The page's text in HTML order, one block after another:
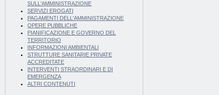
SULL'AMMINISTRAZIONE
SERVIZI EROGATI
PAGAMENTI DELL'AMMINISTRAZIONE
OPERE PUBBLICHE
PIANIFICAZIONE E GOVERNO DEL
TERRITORIO
INFORMAZIONI AMBIENTALI
STRUTTURE SANITARIE PRIVATE
ACCREDITATE
INTERVENTI STRAORDINARI E DI
EMERGENZA
ALTRI CONTENUTI